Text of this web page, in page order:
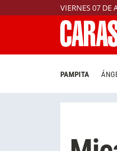
VIERNES 07 DE
PAMPITA